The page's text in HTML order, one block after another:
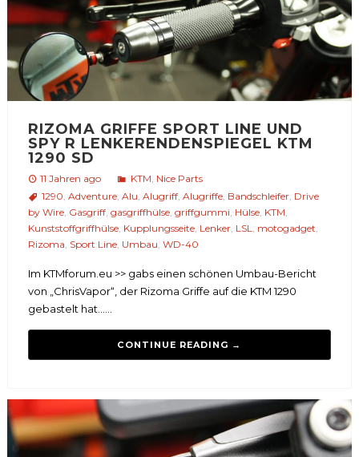
RIZOMA GRIFFE SPORT LINE UND
SPY R LENKERENDENSPIEGEL KTM
1290 SD
11 Jahren ago KTM, Nice Parts
1290, Adventure, Alu, Alugriff, Alugriffe, Bandschleifer, Drive
by Wire, Gasgriff, gasgriffhülse, griffgummi, Hülse, KTM,
Kunststoffgriffhülse, Kupplungsseite, Lenker, LSL, motogadget,
Rizoma, Sport Line, Umbau, WD-40
Im KTMforum.eu >> gabs einen schönen Umbau-Bericht
von „ChrisVapor“, der Rizoma Griffe auf die KTM 1290
gebastelt hat…...
CONTINUE READING →